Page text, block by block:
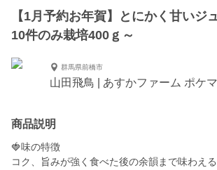
【1月予約お年賀】とにかく甘いジ
10件のみ栽培400ｇ～
群馬県前橋市
山田飛鳥 | あすかファーム ポケ
商品説明
🍓味の特徴
コク、旨みが強く食べた後の余韻まで味わえ